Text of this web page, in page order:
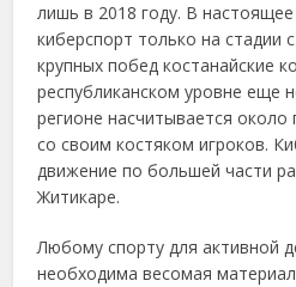
лишь в 2018 году. В
киберспорт только на стадии
крупных побед костанайские
республиканском уровне еще
регионе насчитывается около
со своим костяком игроков.
движение по большей части
Житикаре.
Любому спорту для активной
необходима весомая